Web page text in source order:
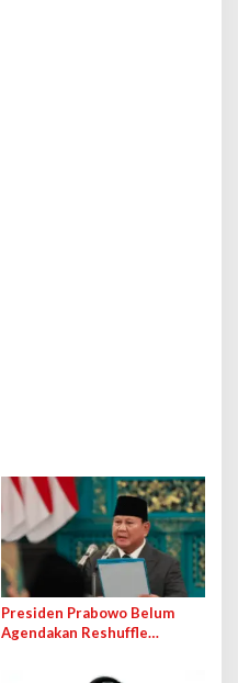
Presiden Prabowo Belum
Agendakan Reshuffle